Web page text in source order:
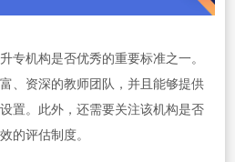
专机构是否优秀的重要标准之一。
、资深的教师团队，并且能够提供
置。此外，还需要关注该机构是否
的评估制度。